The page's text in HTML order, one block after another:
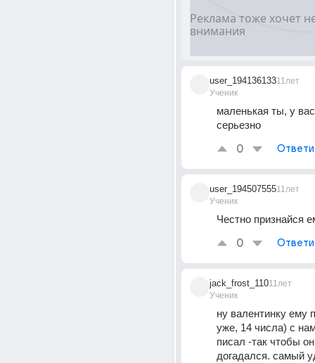
user_194136133
Ученик
11лет
маленькая ты, у
серьезно
0
user_194507555
Ученик
11лет
Честно признайся
0
jack_frost_110
Ученик
11лет
ну валентинку ему
уже, 14 числа) с
писал -так чтобы
догадался. самый